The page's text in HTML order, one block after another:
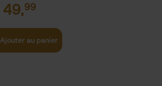
49,99
Ajouter au panier